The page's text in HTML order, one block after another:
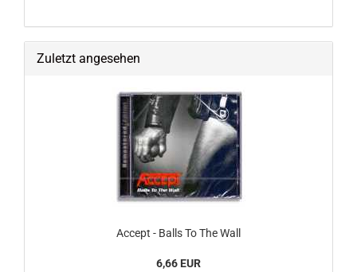
Zuletzt angesehen
Accept - Balls To The Wall
6,66 EUR